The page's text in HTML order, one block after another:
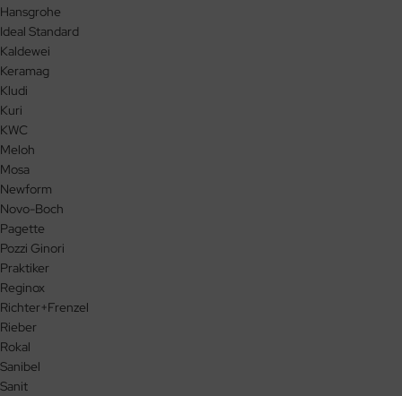
Hansgrohe
Ideal Standard
Kaldewei
Keramag
Kludi
Kuri
KWC
Meloh
Mosa
Newform
Novo-Boch
Pagette
Pozzi Ginori
Praktiker
Reginox
Richter+Frenzel
Rieber
Rokal
Sanibel
Sanit